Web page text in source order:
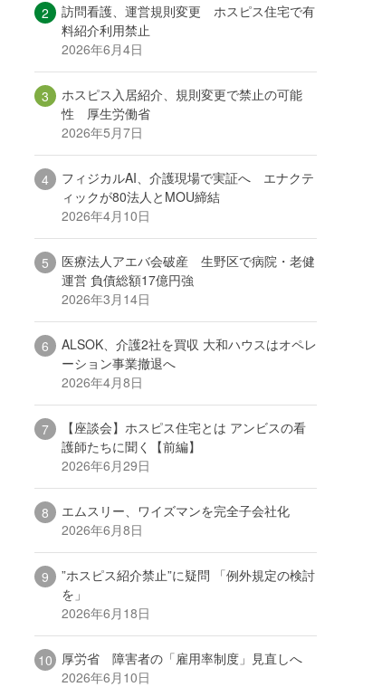
訪問看護、運営規則変更 ホスピス住宅で有
料紹介利用禁止
2026年6月4日
ホスピス入居紹介、規則変更で禁止の可能
性 厚生労働省
2026年5月7日
フィジカルAI、介護現場で実証へ エナクテ
ィックが80法人とMOU締結
2026年4月10日
医療法人アエバ会破産 生野区で病院・老健
運営 負債総額17億円強
2026年3月14日
ALSOK、介護2社を買収 大和ハウスはオペレ
ーション事業撤退へ
2026年4月8日
【座談会】ホスピス住宅とは アンビスの看
護師たちに聞く【前編】
2026年6月29日
エムスリー、ワイズマンを完全子会社化
2026年6月8日
”ホスピス紹介禁止”に疑問 「例外規定の検討
を」
2026年6月18日
厚労省 障害者の「雇用率制度」見直しへ
2026年6月10日